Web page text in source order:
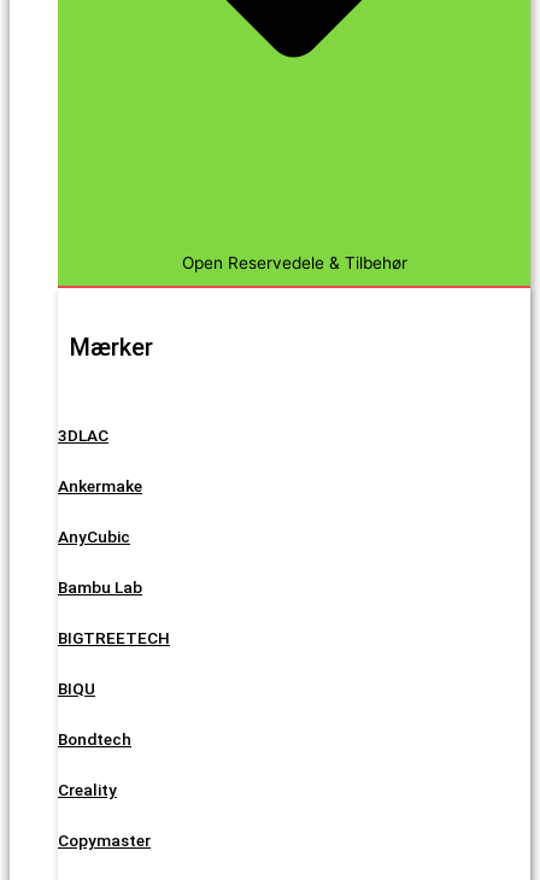
Open Reservedele & Tilbehør
Mærker
3DLAC
Ankermake
AnyCubic
Bambu Lab
BIGTREETECH
BIQU
Bondtech
Creality
Copymaster